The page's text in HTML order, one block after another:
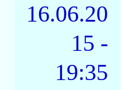
16.06.20
15 -
19:35